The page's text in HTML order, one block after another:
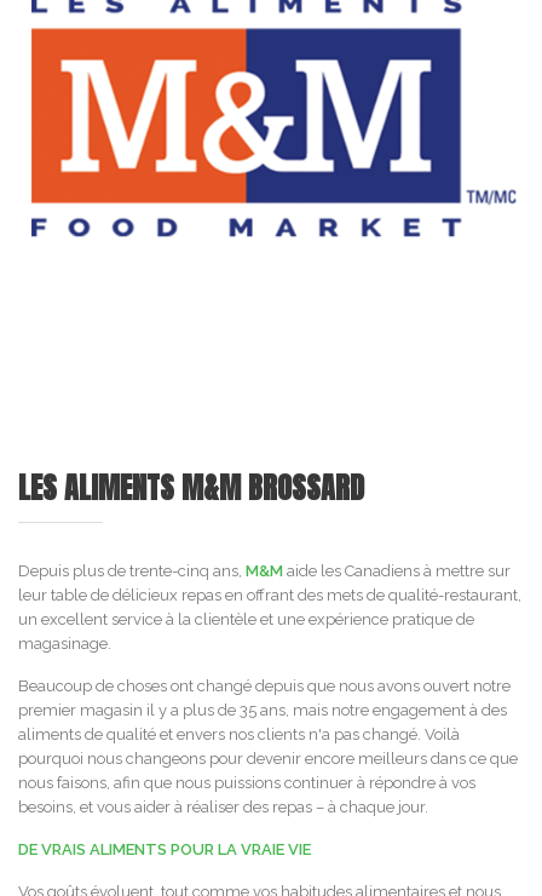
LES ALIMENTS M&M BROSSARD
Depuis plus de trente-cinq ans, M&M aide les Canadiens à mettre sur
leur table de délicieux repas en offrant des mets de qualité-restaurant,
un excellent service à la clientèle et une expérience pratique de
magasinage.
Beaucoup de choses ont changé depuis que nous avons ouvert notre
premier magasin il y a plus de 35 ans, mais notre engagement à des
aliments de qualité et envers nos clients n'a pas changé. Voilà
pourquoi nous changeons pour devenir encore meilleurs dans ce que
nous faisons, afin que nous puissions continuer à répondre à vos
besoins, et vous aider à réaliser des repas – à chaque jour.
DE VRAIS ALIMENTS POUR LA VRAIE VIE
Vos goûts évoluent, tout comme vos habitudes alimentaires et nous